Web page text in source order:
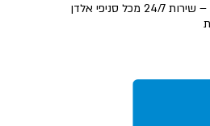
זמינות גבוהה – שירות 24/7 מכל סניפי אלדן